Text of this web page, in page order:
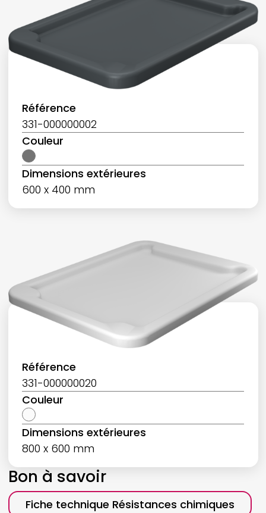
Référence
331-000000002
Couleur
Dimensions extérieures
600 x 400 mm
Référence
331-000000020
Couleur
Dimensions extérieures
800 x 600 mm
Bon à savoir
Fiche technique Résistances chimiques